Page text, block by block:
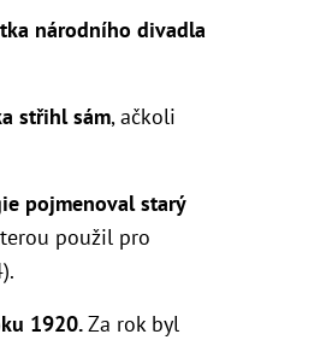
národního divadla
střihl sám, ačkoli
pojmenoval starý
použil pro
1920.Za rok byl